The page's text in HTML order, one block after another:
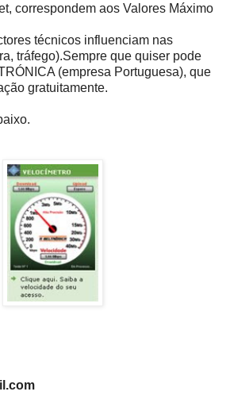
correspondem aos Valores Máximo
técnicos influenciam nas
tráfego).Sempre que quiser pode
(empresa Portuguesa), que
gratuitamente.